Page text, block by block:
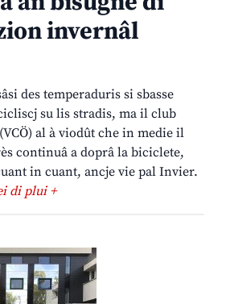
invernâl
des temperaduris si sbasse
su lis stradis, ma il club
al à viodût che in medie il
continuâ a doprâ la biciclete,
in cuant, ancje vie pal Invier.
di plui +